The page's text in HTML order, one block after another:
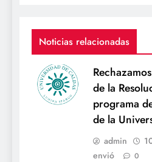
Noticias relacionadas
de la
programa
de la
admin
envió
0